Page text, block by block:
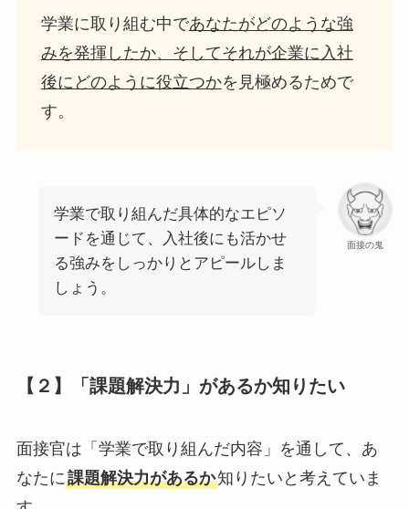
学業に取り組む中であなたがどのような強
みを発揮したか、そしてそれが企業に入社
後にどのように役立つかを見極めるためで
す。
面接の鬼
学業で取り組んだ具体的なエピソ
ードを通じて、入社後にも活かせ
る強みをしっかりとアピールしま
しょう。
【２】「課題解決力」があるか知りたい
面接官は「学業で取り組んだ内容」を通して、あ
なたに課題解決力があるか知りたいと考えていま